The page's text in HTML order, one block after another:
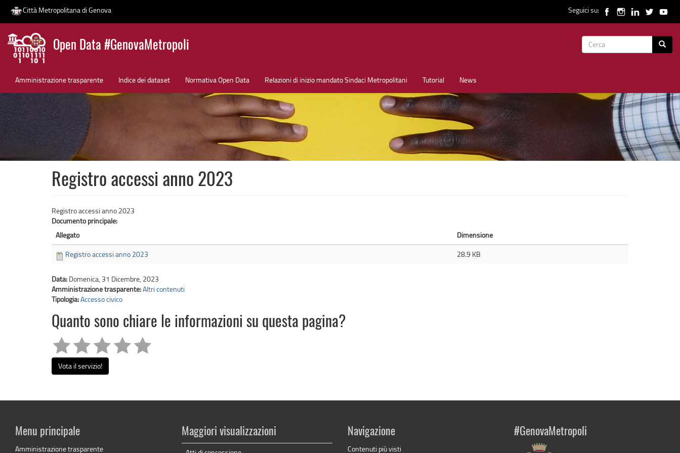
Salta
contenuto
Città Metropolitana di Genova Seguici su:
Open Data #GenovaMetropoli
Form
Amministrazione trasparente Indice dei dataset Normativa Open Data Relazioni di inizio mandato Sindaci Metropolitani Tutorial News
News
Registro accessi anno 2023
Registro accessi anno 2023
Documento principale:
Allegato
Dimensione
Registro accessi anno 2023
28.9 KB
Data: Domenica, 31 Dicembre, 2023
Amministrazione trasparente:Altri contenuti
Tipologia:Accesso civico
Quanto sono chiare le informazioni su questa pagina?
Vota il servizio!
Menu principale
Amministrazione trasparente
Maggiori visualizzazioni Navigazione
Contenuti più visti
#GenovaMetropoli